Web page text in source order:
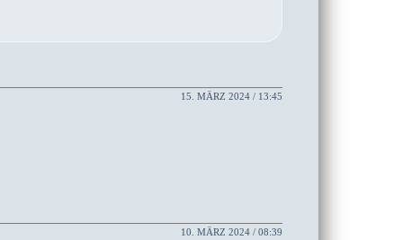
15. MÄRZ 2024 / 13:45
10. MÄRZ 2024 / 08:39